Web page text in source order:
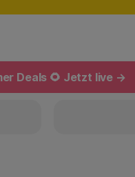
Deals 🌻 Jetzt live →